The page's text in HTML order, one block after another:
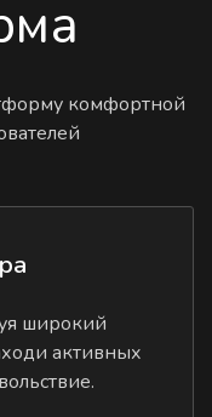
комфортной
широкий
активных